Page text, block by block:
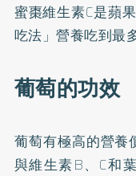
蜜棗維生素C是蘋
吃法」營養吃到最
葡萄的功效
葡萄有極高的營養
與維生素B、C和